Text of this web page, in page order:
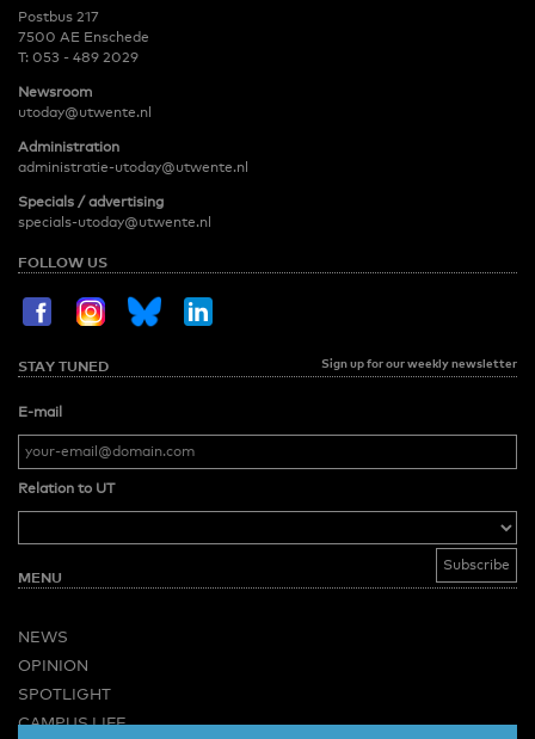
Postbus 217
7500 AE Enschede
T: 053 - 489 2029
Newsroom
utoday@utwente.nl
Administration
administratie-utoday@utwente.nl
Specials / advertising
specials-utoday@utwente.nl
FOLLOW US
STAY TUNED Sign up for our weekly newsletter
E-mail
Relation to UT
MENU
NEWS
OPINION
SPOTLIGHT
CAMPUS LIFE